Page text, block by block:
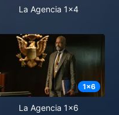
La Agencia 1x4
1x6
La Agencia 1x6